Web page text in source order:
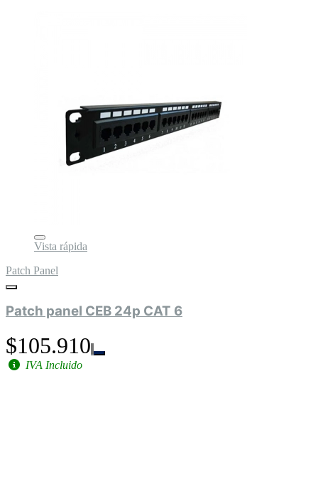
Vista rápida
Patch Panel
Patch panel CEB 24p CAT 6
$105.910
IVA Incluido